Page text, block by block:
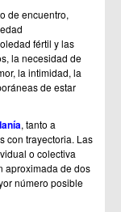
de encuentro,
fértil y las
la necesidad de
la intimidad, la
de estar
, tanto a
con trayectoria. Las
o colectiva
aproximada de dos
número posible